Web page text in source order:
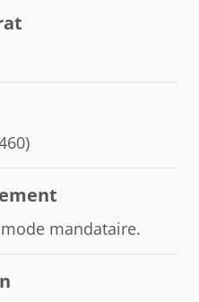
mandataire.